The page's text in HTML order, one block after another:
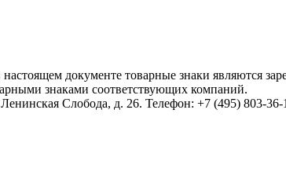
документе товарные знаки являются
знаками соответствующих компаний.
Слобода, д. 26. Телефон: +7 (495) 803-36-